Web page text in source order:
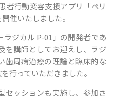
者行動変容支援アプリ「ペリ
催いたしました。
ラジカル P-01」の開発者であ
を講師としてお迎えし、ラジ
歯周病治療の理論と臨床的な
行っていただきました。
セッションも実施し、参加さ